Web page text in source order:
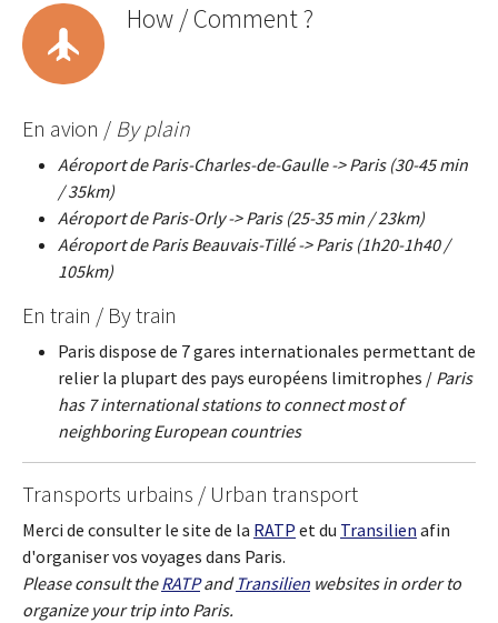
How / Comment ?
En avion / By plain
Aéroport de Paris-Charles-de-Gaulle -> Paris (30-45 min
/ 35km)
Aéroport de Paris-Orly -> Paris (25-35 min / 23km)
Aéroport de Paris Beauvais-Tillé -> Paris (1h20-1h40 /
105km)
En train / By train
Paris dispose de 7 gares internationales permettant de
relier la plupart des pays européens limitrophes / Paris
has 7 international stations to connect most of
neighboring European countries
Transports urbains / Urban transport
Merci de consulter le site de la RATP et du Transilien afin
d'organiser vos voyages dans Paris.
Please consult theRATPand Transilien websites in order to
organize your trip into Paris.